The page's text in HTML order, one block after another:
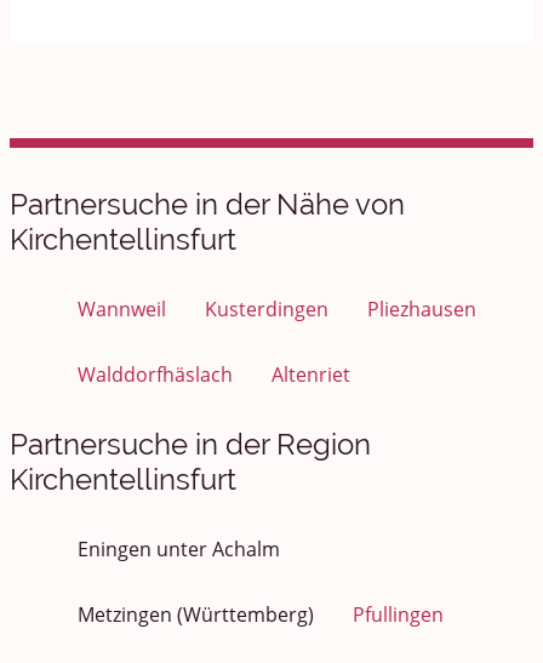
Partnersuche in der Nähe von
Kirchentellinsfurt
Wannweil Kusterdingen Pliezhausen
Walddorfhäslach Altenriet
Partnersuche in der Region
Kirchentellinsfurt
Eningen unter Achalm
Metzingen (Württemberg) Pfullingen